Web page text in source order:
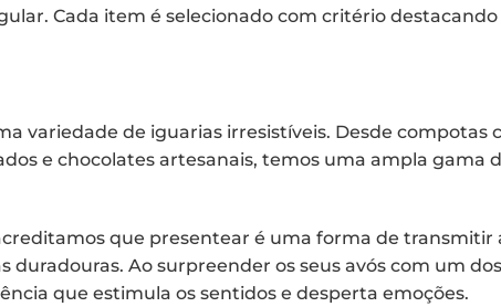
Cada item é selecionado com critério
variedade de iguarias irresistíveis. Desde compotas
e chocolates artesanais, temos uma ampla gama
que presentear é uma forma de transmitir
duradouras. Ao surpreender os seus avós com um
que estimula os sentidos e desperta emoções.